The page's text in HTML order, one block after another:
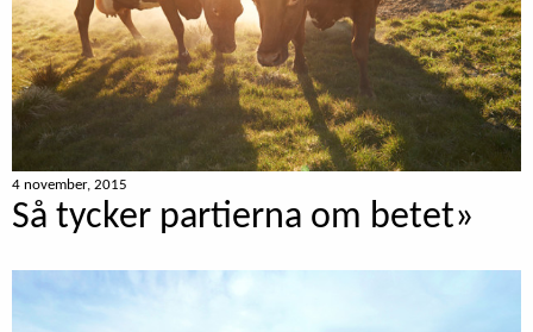
4 november, 2015
Så tycker partierna om betet»